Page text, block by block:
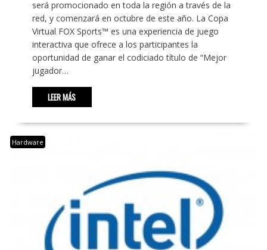
será promocionado en toda la región a través de la
red, y comenzará en octubre de este año. La Copa
Virtual FOX Sports™ es una experiencia de juego
interactiva que ofrece a los participantes la
oportunidad de ganar el codiciado título de “Mejor
jugador…
LEER MÁS
Hardware